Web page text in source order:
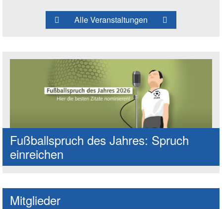
Alle Veranstaltungen
Fußballspruch des Jahres: Spruch
einreichen
Mitglieder